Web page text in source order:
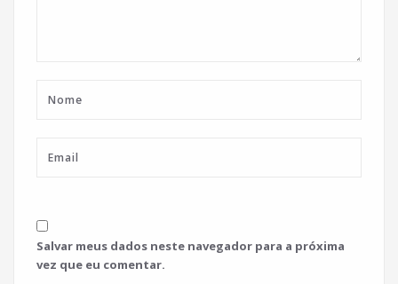
Salvar meus dados neste navegador para a próxima
vez que eu comentar.